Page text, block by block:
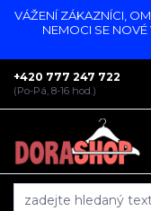
VÁŽENÍ ZÁKAZNÍCI,
NEMOCI SE
+420 777 247 722
(Po-Pá, 8-16 hod.)